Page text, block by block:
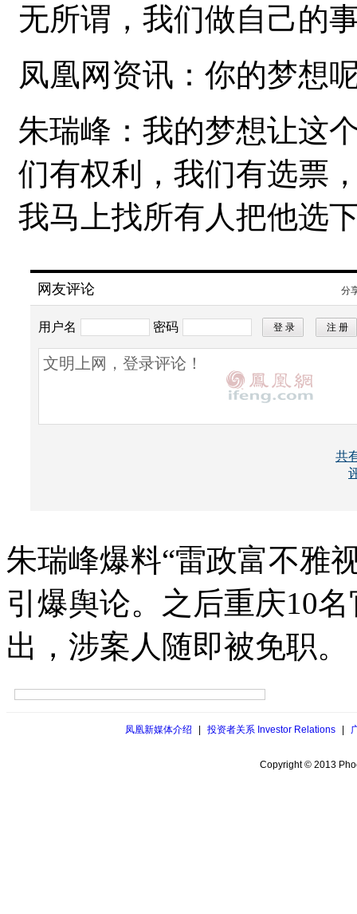
无所谓，我们做自己的
凤凰网资讯：你的梦想
朱瑞峰：我的梦想让这
们有权利，我们有选票
我马上找所有人把他选
网友评论 分
用户名 密码
共
朱瑞峰爆料“雷政富不雅
引爆舆论。之后重庆10
出，涉案人随即被免职。
凤凰新媒体介绍 | 投资者关系 Investor Relations |
Copyright © 2013